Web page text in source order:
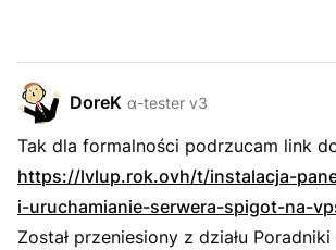
DoreK α-tester v3
Tak dla formalności podrzucam link
https://lvlup.rok.ovh/t/instalacja-
i-uruchamianie-serwera-spigot-na-
Został przeniesiony z działu